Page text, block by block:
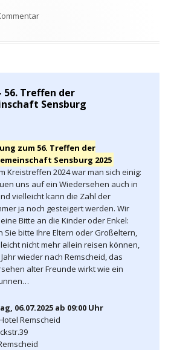
am
zu Weihnachtsgrüße, Heimatbrief
56. Treffen der
Sensburg
zum 56. Treffen der
Sensburg 2025
Kreistreffen 2024 war man sich einig:
uns auf ein Wiedersehen auch in
vielleicht kann die Zahl der
ja noch gesteigert werden. Wir
Bitte an die Kinder oder Enkel:
Sie bitte Ihre Eltern oder Großeltern,
nicht mehr allein reisen können,
wieder nach Remscheid, das
alter Freunde wirkt wie ein
06.07.2025 ab 09:00 Uhr
Remscheid